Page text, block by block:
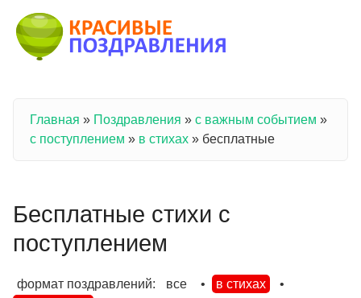
Вы здесь
Главная » Поздравления » с важным событием »
с поступлением » в стихах » бесплатные
Бесплатные стихи с
поступлением
формат поздравлений: все • в стихах
•